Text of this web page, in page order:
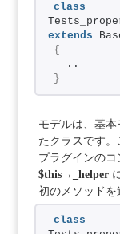
class
extends
{
  ..
}
モデルは、基本
たクラスです
プラグインのコ
$this→_helper
初のメソッドを
class